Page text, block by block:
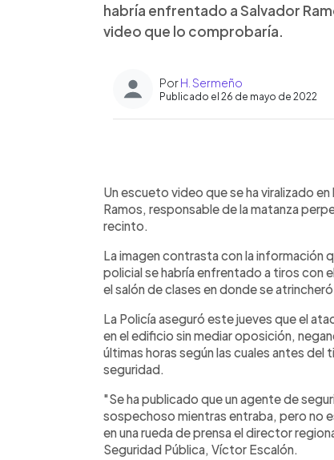
habría enfrentado a Salvador
video que lo comprobaría.
PorH. Sermeño
Publicado el 26 de mayo de 2022
► Escuchar artículo
Un escueto video que se ha viralizado
Ramos, responsable de la matanza
recinto.
La imagen contrasta con la información
policial se habría enfrentado a tiros con
el salón de clases en donde se
La Policía aseguró este jueves que el
en el edificio sin mediar oposición,
últimas horas según las cuales antes
seguridad.
"Se ha publicado que un agente de
sospechoso mientras entraba, pero no
en una rueda de prensa el director
Seguridad Pública, Víctor Escalón.